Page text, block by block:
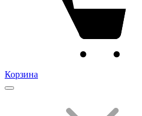
Корзина